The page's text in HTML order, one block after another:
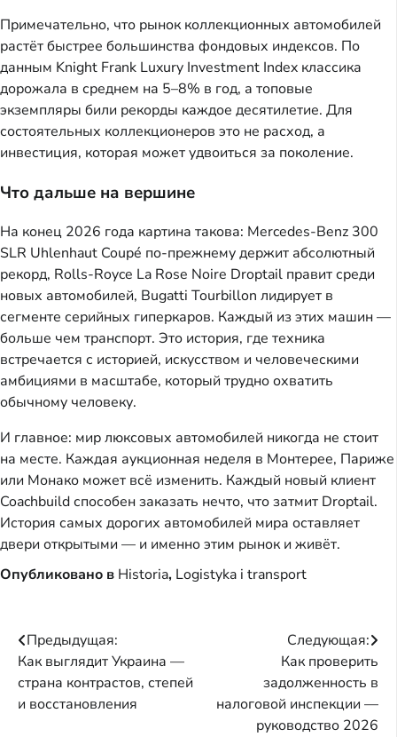
Примечательно, что рынок коллекционных автомобилей
растёт быстрее большинства фондовых индексов. По
данным Knight Frank Luxury Investment Index классика
дорожала в среднем на 5–8% в год, а топовые
экземпляры били рекорды каждое десятилетие. Для
состоятельных коллекционеров это не расход, а
инвестиция, которая может удвоиться за поколение.
Что дальше на вершине
На конец 2026 года картина такова: Mercedes-Benz 300
SLR Uhlenhaut Coupé по-прежнему держит абсолютный
рекорд, Rolls-Royce La Rose Noire Droptail правит среди
новых автомобилей, Bugatti Tourbillon лидирует в
сегменте серийных гиперкаров. Каждый из этих машин —
больше чем транспорт. Это история, где техника
встречается с историей, искусством и человеческими
амбициями в масштабе, который трудно охватить
обычному человеку.
И главное: мир люксовых автомобилей никогда не стоит
на месте. Каждая аукционная неделя в Монтерее, Париже
или Монако может всё изменить. Каждый новый клиент
Coachbuild способен заказать нечто, что затмит Droptail.
История самых дорогих автомобилей мира оставляет
двери открытыми — и именно этим рынок и живёт.
Опубликовано в Historia, Logistyka i transport
Навигация
по
записям
Предыдущая:
Как выглядит Украина —
страна контрастов, степей
и восстановления
Следующая:
Как проверить
задолженность в
налоговой инспекции —
руководство 2026